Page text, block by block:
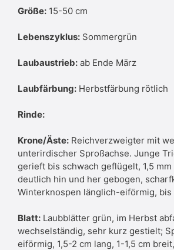
Größe: 15-50 cm
Lebenszyklus: Sommergrün
Laubaustrieb: ab Ende März
Laubfärbung: Herbstfärbung rötlich
Rinde:
Krone/Äste: Reichverzweigter mit
unterirdischer Sproßachse. Junge
gerieft bis schwach geflügelt, 1,5
deutlich hin und her gebogen,
Winterknospen länglich-eiförmig, bis
Blatt: Laubblätter grün, im Herbst
wechselständig, sehr kurz gestielt;
eiförmig, 1,5-2 cm lang, 1-1,5 cm